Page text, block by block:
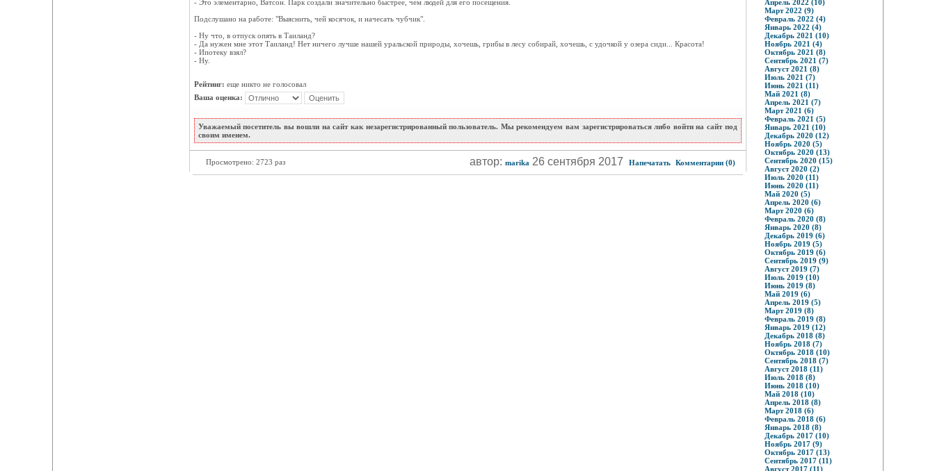
- Это элементарно, Ватсон. Парк создали значительно быстрее, чем людей для его посещения.
Подслушано на работе: "Выяснить, чей косячок, и начесать чубчик".
- Ну что, в отпуск опять в Таиланд?
- Да нужен мне этот Таиланд! Нет ничего лучше нашей уральской природы, хочешь, грибы в лесу собирай, хочешь, с удочкой у озера сиди... Красота!
- Ипотеку взял?
- Ну.
Рейтинг: еще никто не голосовал
Ваша оценка:
Уважаемый посетитель вы вошли на сайт как незарегистрированный пользователь. Мы рекомендуем вам зарегистрироваться либо войти на сайт под
своим именем.
Просмотрено: 2723 раз автор: marika 26 сентября 2017 Напечатать Комментарии (0)
Апрель 2022 (10)
Март 2022 (9)
Февраль 2022 (4)
Январь 2022 (4)
Декабрь 2021 (10)
Ноябрь 2021 (4)
Октябрь 2021 (8)
Сентябрь 2021 (7)
Август 2021 (8)
Июль 2021 (7)
Июнь 2021 (11)
Май 2021 (8)
Апрель 2021 (7)
Март 2021 (6)
Февраль 2021 (5)
Январь 2021 (10)
Декабрь 2020 (12)
Ноябрь 2020 (5)
Октябрь 2020 (13)
Сентябрь 2020 (15)
Август 2020 (2)
Июль 2020 (11)
Июнь 2020 (11)
Май 2020 (5)
Апрель 2020 (6)
Март 2020 (6)
Февраль 2020 (8)
Январь 2020 (8)
Декабрь 2019 (6)
Ноябрь 2019 (5)
Октябрь 2019 (6)
Сентябрь 2019 (9)
Август 2019 (7)
Июль 2019 (10)
Июнь 2019 (8)
Май 2019 (6)
Апрель 2019 (5)
Март 2019 (8)
Февраль 2019 (8)
Январь 2019 (12)
Декабрь 2018 (8)
Ноябрь 2018 (7)
Октябрь 2018 (10)
Сентябрь 2018 (7)
Август 2018 (11)
Июль 2018 (8)
Июнь 2018 (10)
Май 2018 (10)
Апрель 2018 (8)
Март 2018 (6)
Февраль 2018 (6)
Январь 2018 (8)
Декабрь 2017 (10)
Ноябрь 2017 (9)
Октябрь 2017 (13)
Сентябрь 2017 (11)
Август 2017 (11)